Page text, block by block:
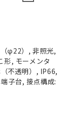
φ22）, 非照光,
形, モーメンタ
不透明）, IP66,
子台, 接点構成: